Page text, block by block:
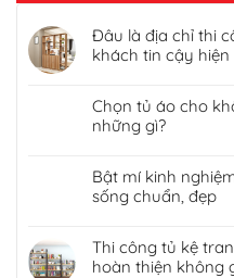
Đâu là địa chỉ thi
khách tin cậy hiện
Chọn tủ áo cho
những gì?
Bật mí kinh
sống chuẩn, đẹp
Thi công tủ kệ
hoàn thiện không